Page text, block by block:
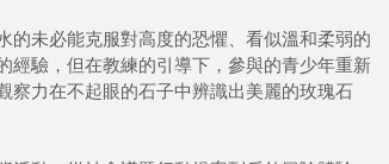
的未必能克服對高度的恐懼、看似溫和柔弱的
經驗，但在教練的引導下，參與的青少年重新
察力在不起眼的石子中辨識出美麗的玫瑰石